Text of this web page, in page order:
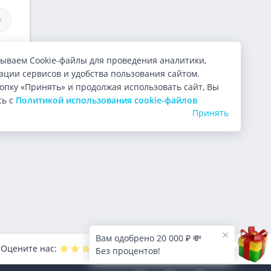
Оцените нас: 4.9из 5 (10000
Вам одобрено 20 000 ₽ 💸
Без процентов!
Cookie-файлы для проведения аналитики,
сервисов и удобства пользования сайтом.
«Принять» и продолжая использовать сайт, Вы
с Политикой использования cookie-файлов
Принять